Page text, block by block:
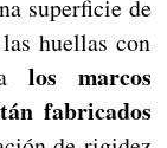
superficie de
huellas con
los marcos
fabricados